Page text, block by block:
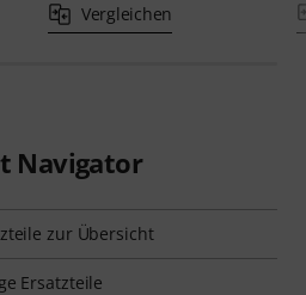
Vergleichen
Navigator
zur Übersicht
Ersatzteile